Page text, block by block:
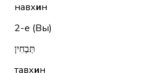
навхин
2-е (Вы)
תַּבְחִין
тавхин